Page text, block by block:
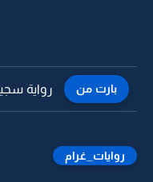
بارت من رواية
روايات_غرام